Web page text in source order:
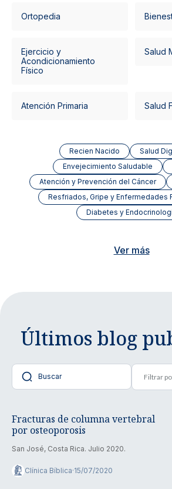
Ortopedia
Ejercicio y
Acondicionamiento
Físico
Salud
Atención Primaria Salud
Recien Nacido
Salud
Envejecimiento Saludable
Atención y Prevención del Cáncer
Resfriados, Gripe y Enfermedades
Diabetes y
Ver más
Últimos blog
Fracturas de columna vertebral
por osteoporosis
San José, Costa Rica. Julio 2020.
Clínica Bíblica·15/07/2020